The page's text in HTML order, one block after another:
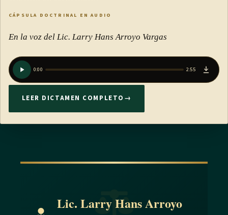
CÁPSULA DOCTRINAL EN AUDIO
En la voz del Lic. Larry Hans Arroyo Vargas
0:00 2:55
LEER DICTAMEN COMPLETO →
Lic. Larry Hans Arroyo